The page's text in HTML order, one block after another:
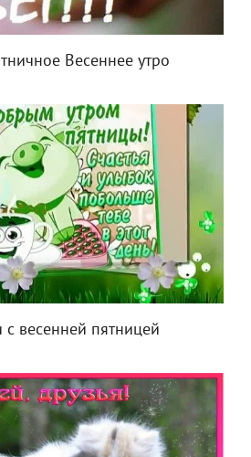
Весеннее утро
с весенней пятницей